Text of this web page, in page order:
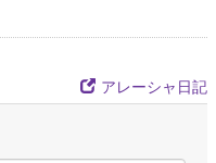
アレーシャ日記